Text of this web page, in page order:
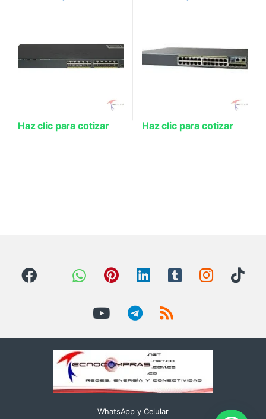
Haz clic para cotizar Haz clic para cotizar
WhatsApp y Celular